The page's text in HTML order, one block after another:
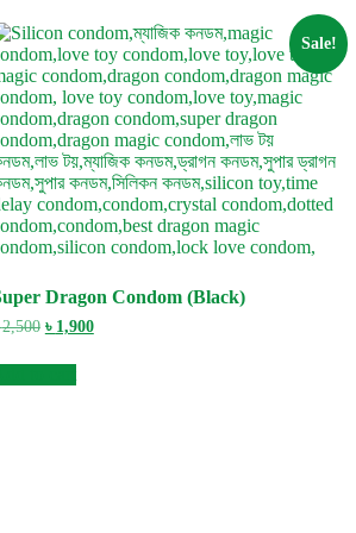
Sale!
Dragon Condom (Black)
2,500 Original
was:
৳ 2,500.
৳ 1,900Current